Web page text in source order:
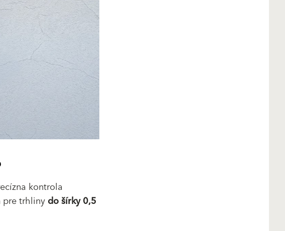
kontrola
pre trhlinydo šírky 0,5